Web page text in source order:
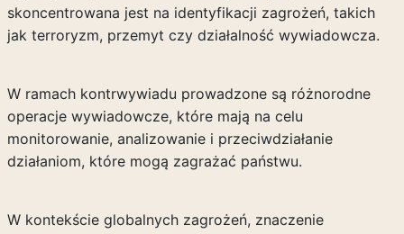
skoncentrowana jest na identyfikacji zagrożeń, takich
jak terroryzm, przemyt czy działalność wywiadowcza.
W ramach kontrwywiadu prowadzone są różnorodne
operacje wywiadowcze, które mają na celu
monitorowanie, analizowanie i przeciwdziałanie
działaniom, które mogą zagrażać państwu.
W kontekście globalnych zagrożeń, znaczenie